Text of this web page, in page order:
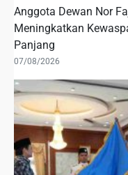
Anggota Dewan Nor
Meningkatkan
Panjang
07/08/2026